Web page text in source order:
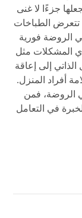
جزءًا لا غنى
تتعرض الطباخات
الروضة فورية
المشكلات مثل
إلى إعاقة
أفراد المنزل.
الروضة، فمن
في التعامل